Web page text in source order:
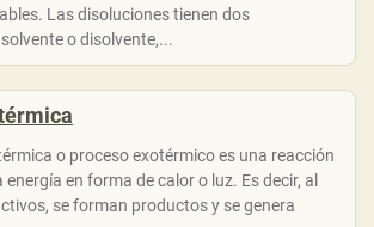
Las disoluciones tienen dos
o disolvente,...
o proceso exotérmico es una reacción
en forma de calor o luz. Es decir, al
se forman productos y se genera